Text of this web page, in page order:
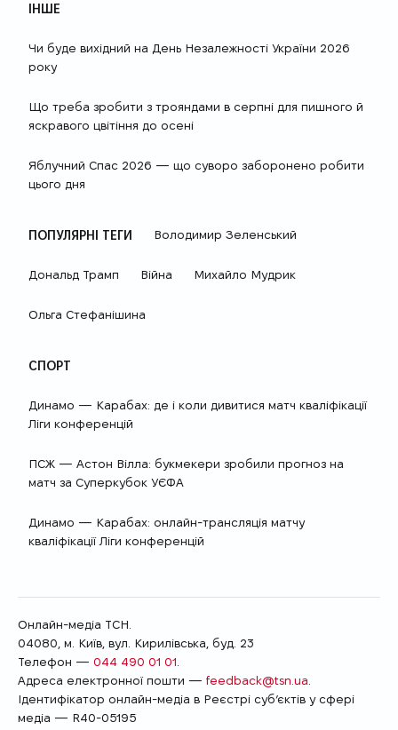
ІНШЕ
Чи буде вихідний на День Незалежності України 2026
року
Що треба зробити з трояндами в серпні для пишного й
яскравого цвітіння до осені
Яблучний Спас 2026 — що суворо заборонено робити
цього дня
ПОПУЛЯРНІ ТЕГИ Володимир Зеленський
Дональд Трамп Війна Михайло Мудрик
Ольга Стефанішина
СПОРТ
Динамо — Карабах: де і коли дивитися матч кваліфікації
Ліги конференцій
ПСЖ — Астон Вілла: букмекери зробили прогноз на
матч за Суперкубок УЄФА
Динамо — Карабах: онлайн-трансляція матчу
кваліфікації Ліги конференцій
Онлайн-медіа ТСН.
04080, м. Київ, вул. Кирилівська, буд. 23
Телефон — 044 490 01 01.
Адреса електронної пошти — feedback@tsn.ua.
Ідентифікатор онлайн-медіа в Реєстрі суб’єктів у сфері
медіа — R40-05195